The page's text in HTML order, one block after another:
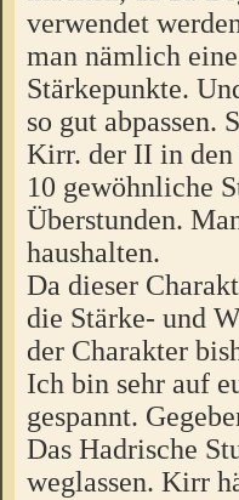
verwendet
man nämlich
Stärkepunkte.
so gut abpassen.
Kirr. der II in den
10 gewöhnliche
Überstunden.
haushalten.
Da dieser
die Stärke- und
der Charakter
Ich bin sehr auf
gespannt.
Das Hadrische
weglassen. Kirr